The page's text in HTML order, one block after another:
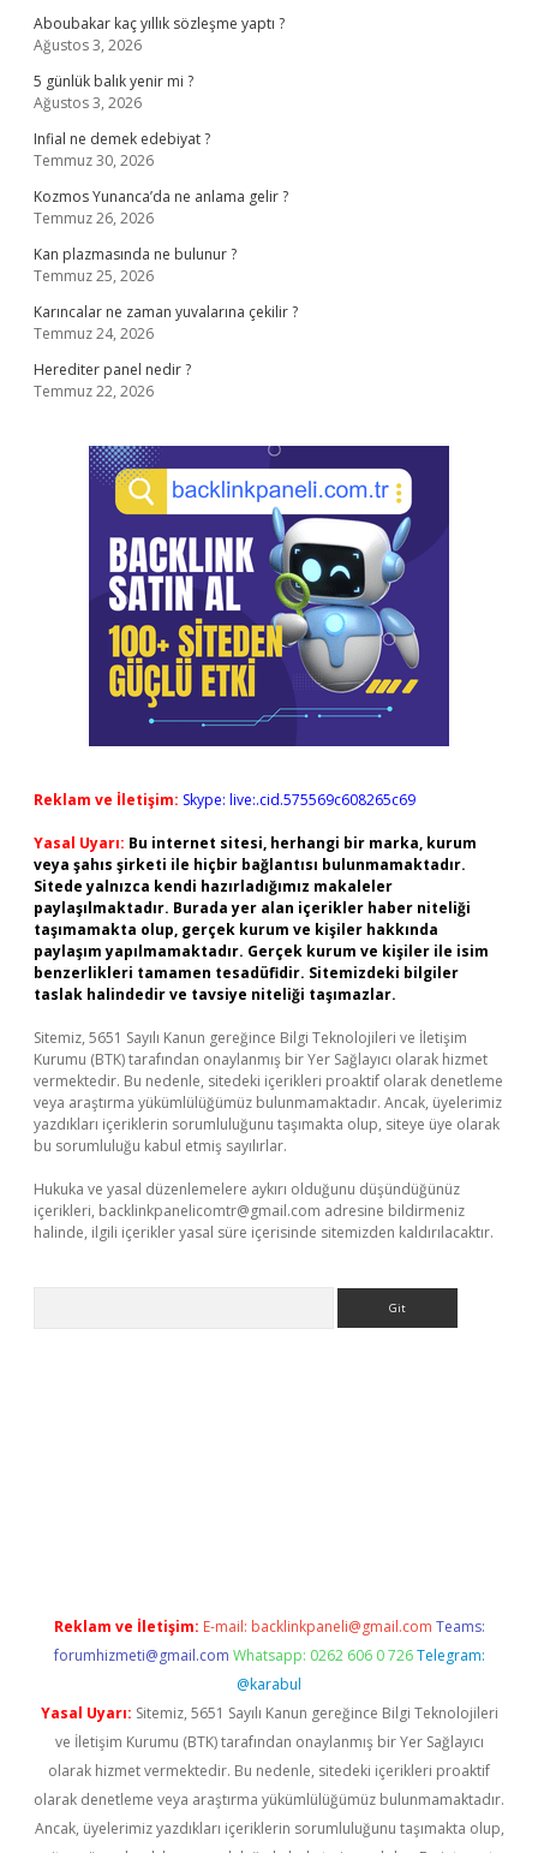
Aboubakar kaç yıllık sözleşme yaptı ?
Ağustos 3, 2026
5 günlük balık yenir mi ?
Ağustos 3, 2026
Infial ne demek edebiyat ?
Temmuz 30, 2026
Kozmos Yunanca’da ne anlama gelir ?
Temmuz 26, 2026
Kan plazmasında ne bulunur ?
Temmuz 25, 2026
Karıncalar ne zaman yuvalarına çekilir ?
Temmuz 24, 2026
Herediter panel nedir ?
Temmuz 22, 2026
Reklam ve İletişim: Skype: live:.cid.575569c608265c69
Yasal Uyarı: Bu internet sitesi, herhangi bir marka, kurum
veya şahıs şirketi ile hiçbir bağlantısı bulunmamaktadır.
Sitede yalnızca kendi hazırladığımız makaleler
paylaşılmaktadır. Burada yer alan içerikler haber niteliği
taşımamakta olup, gerçek kurum ve kişiler hakkında
paylaşım yapılmamaktadır. Gerçek kurum ve kişiler ile isim
benzerlikleri tamamen tesadüfidir. Sitemizdeki bilgiler
taslak halindedir ve tavsiye niteliği taşımazlar.
Sitemiz, 5651 Sayılı Kanun gereğince Bilgi Teknolojileri ve İletişim
Kurumu (BTK) tarafından onaylanmış bir Yer Sağlayıcı olarak hizmet
vermektedir. Bu nedenle, sitedeki içerikleri proaktif olarak denetleme
veya araştırma yükümlülüğümüz bulunmamaktadır. Ancak, üyelerimiz
yazdıkları içeriklerin sorumluluğunu taşımakta olup, siteye üye olarak
bu sorumluluğu kabul etmiş sayılırlar.
Hukuka ve yasal düzenlemelere aykırı olduğunu düşündüğünüz
içerikleri, backlinkpanelicomtr@gmail.com adresine bildirmeniz
halinde, ilgili içerikler yasal süre içerisinde sitemizden kaldırılacaktır.
Reklam ve İletişim: E-mail: backlinkpaneli@gmail.com Teams:
forumhizmeti@gmail.com Whatsapp: 0262 606 0 726 Telegram:
@karabul
Yasal Uyarı: Sitemiz, 5651 Sayılı Kanun gereğince Bilgi Teknolojileri
ve İletişim Kurumu (BTK) tarafından onaylanmış bir Yer Sağlayıcı
olarak hizmet vermektedir. Bu nedenle, sitedeki içerikleri proaktif
olarak denetleme veya araştırma yükümlülüğümüz bulunmamaktadır.
Ancak, üyelerimiz yazdıkları içeriklerin sorumluluğunu taşımakta olup,